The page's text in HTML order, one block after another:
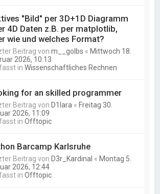
"Bild" per 3D+1D Diagramm
4D Daten z.B. per matplotlib,
wie und welches Format?
Beitrag vonm__golbs « Mittwoch 18.
2026, 10:13
inWissenschaftliches Rechnen
for an skilled programmer
Beitrag von D1lara « Freitag 30.
2026, 11:09
inOfftopic
Barcamp Karlsruhe
Beitrag von D3r_Kardinal « Montag 5.
2026, 12:44
inOfftopic